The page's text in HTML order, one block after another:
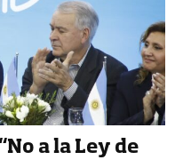
a la Ley de